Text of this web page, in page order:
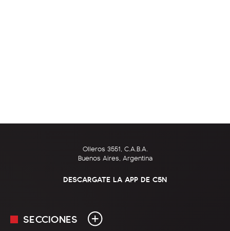
Olleros 3551, C.A.B.A.
Buenos Aires, Argentina
DESCARGATE LA APP DE C5N
SECCIONES